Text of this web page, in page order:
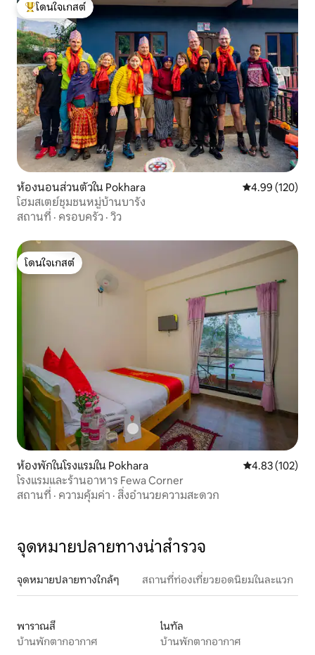
โดนใจเกสต์ที่สุด
โดนใจเกสต์
ห้องนอนส่วนตัวใน Pokhara คะแนนเฉลี่ย
4.99 (120)
โฮมสเตย์ชุมชนหมู่บ้านบารัง
สถานที่ · ครอบครัว · วิว
โดนใจเกสต์
โดนใจเกสต์
ห้องพักในโรงแรมใน Pokhara คะแนนเฉลี่ย
4.83 (102)
โรงแรมและร้านอาหาร Fewa Corner
สถานที่ · ความคุ้มค่า · สิ่งอำนวยความสะดวก
จุดหมายปลายทางน่าสำรวจ
จุดหมายปลายทางใกล้ๆ สถานที่ท่องเที่ยวยอดนิยมในละแวก
พาราณสี
บ้านพักตากอากาศ
ไนทัล
บ้านพักตากอากาศ